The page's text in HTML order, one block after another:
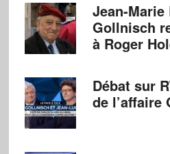
Jean-Marie
Gollnisch
à Roger
Débat sur
de l’affaire